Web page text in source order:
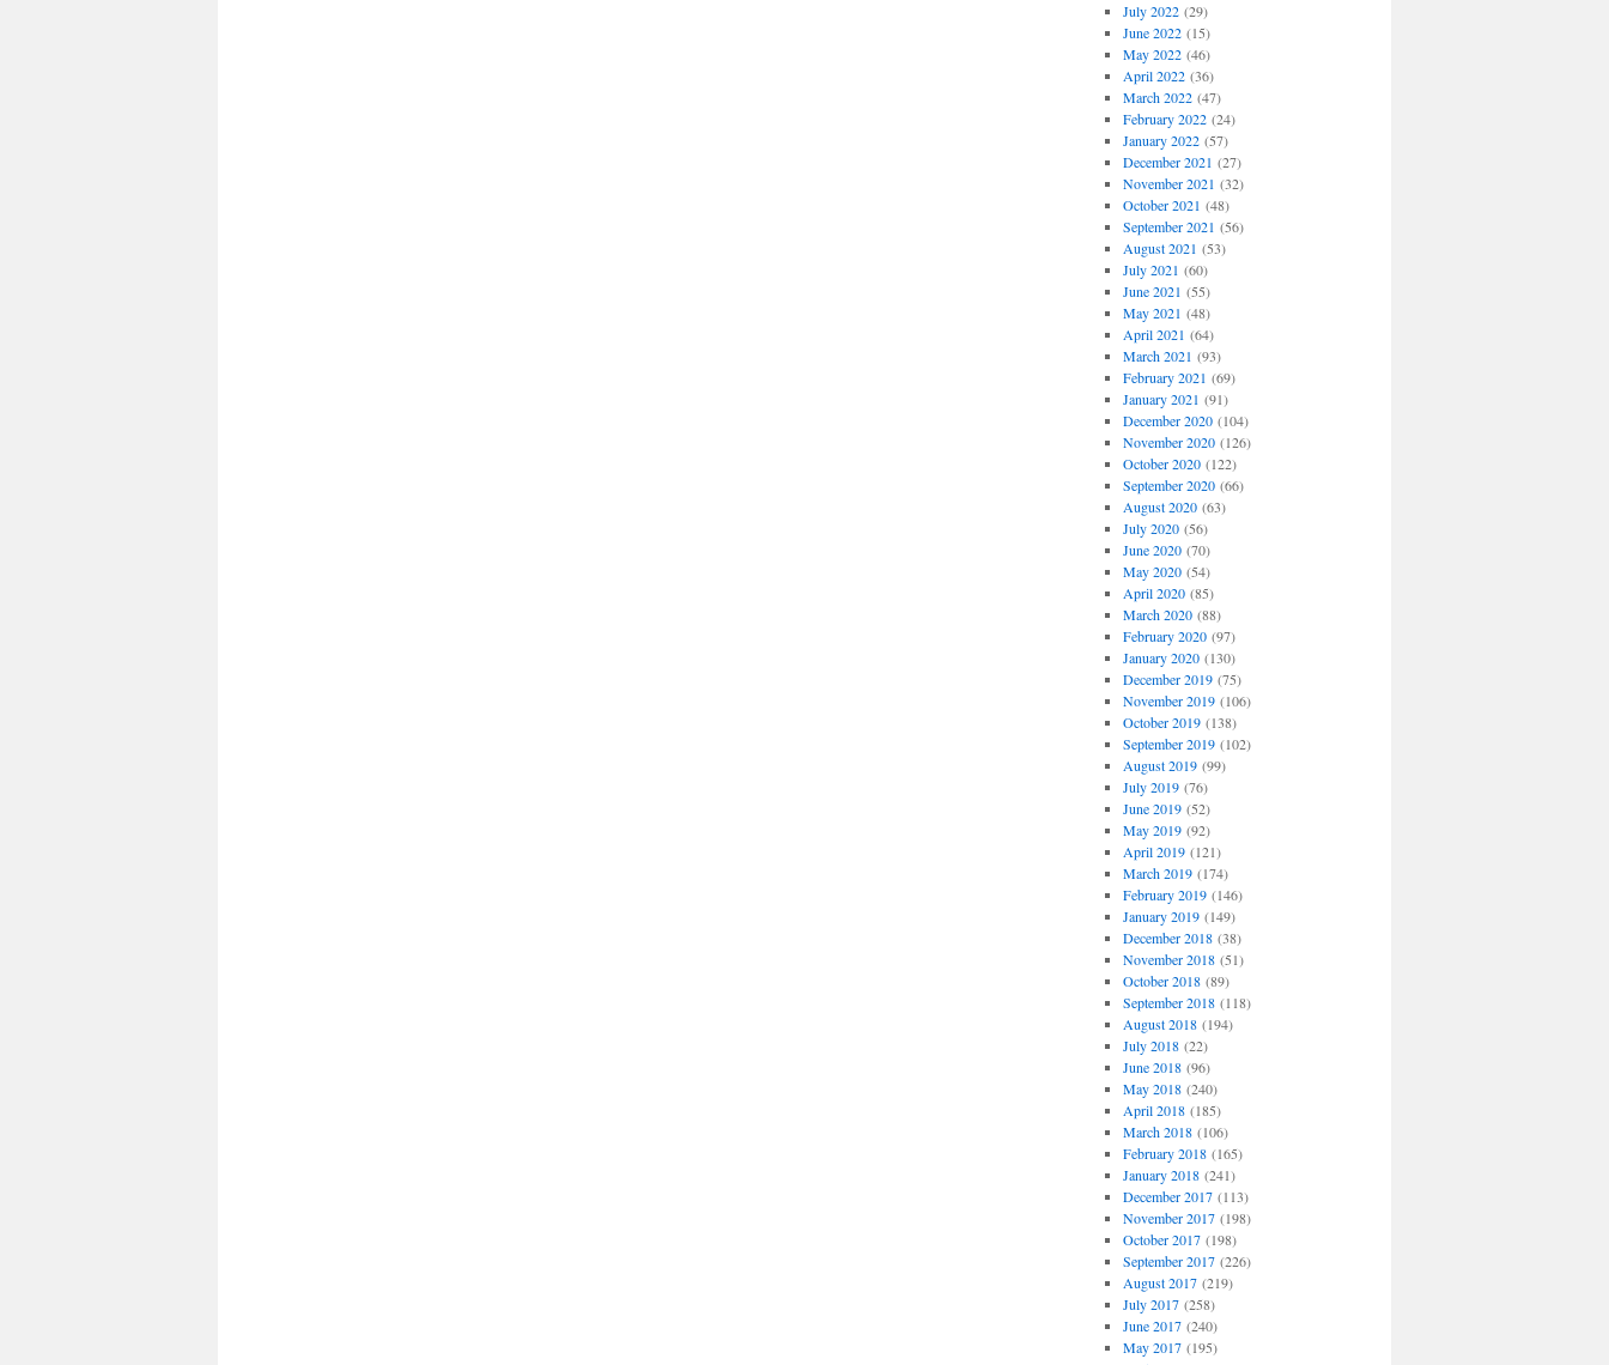
July 2022(29)
June 2022(15)
May 2022(46)
April 2022(36)
March 2022(47)
February 2022(24)
January 2022(57)
December 2021 (27)
November 2021 (32)
October 2021 (48)
September 2021 (56)
August 2021 (53)
July 2021 (60)
June 2021 (55)
May 2021 (48)
April 2021 (64)
March 2021 (93)
February 2021 (69)
January 2021 (91)
December 2020(104)
November 2020(126)
October 2020(122)
September 2020(66)
August 2020(63)
July 2020(56)
June 2020(70)
May 2020(54)
April 2020(85)
March 2020(88)
February 2020(97)
January 2020(130)
December 2019(75)
November 2019(106)
October 2019(138)
September 2019(102)
August 2019(99)
July 2019(76)
June 2019(52)
May 2019(92)
April 2019(121)
March 2019(174)
February 2019(146)
January 2019(149)
December 2018(38)
November 2018(51)
October 2018(89)
September 2018(118)
August 2018(194)
July 2018(22)
June 2018(96)
May 2018(240)
April 2018(185)
March 2018(106)
February 2018(165)
January 2018(241)
December 2017(113)
November 2017(198)
October 2017(198)
September 2017(226)
August 2017(219)
July 2017(258)
June 2017(240)
May 2017(195)